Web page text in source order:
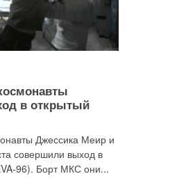
в открытый
Джессика Меир и
совершили выход в
96). Борт МКС они...